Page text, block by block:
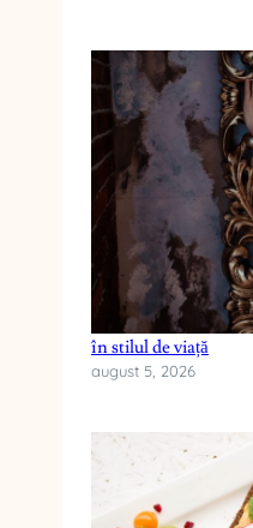
Cum reduci
în stilul de viață
august 5, 2026